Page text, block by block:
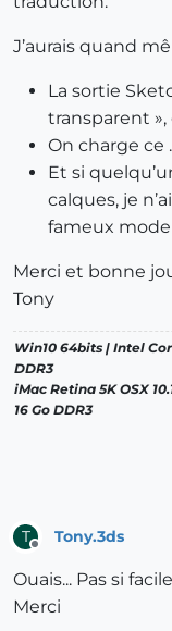
J’aurais quand
La sortie
transparent »,
On charge ce
Et si
calques, je
fameux
Merci et bonne
Tony
Win10 64bits | Intel
DDR3
iMac Retina 5K OSX
16 Go DDR3
T Tony.3ds
Ouais... Pas si
Merci